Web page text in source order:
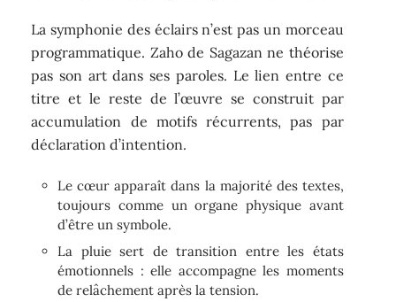
La symphonie des éclairs n’est pas un morceau
programmatique. Zaho de Sagazan ne théorise
pas son art dans ses paroles. Le lien entre ce
titre et le reste de l’œuvre se construit par
accumulation de motifs récurrents, pas par
déclaration d’intention.
Le cœur apparaît dans la majorité des textes,
toujours comme un organe physique avant
d’être un symbole.
La pluie sert de transition entre les états
émotionnels : elle accompagne les moments
de relâchement après la tension.